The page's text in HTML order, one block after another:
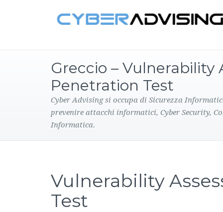
Greccio – Vulnerability
Penetration Test
Cyber Advising si occupa di Sicurezza
prevenire attacchi informatici, Cyber Security,
Informatica.
Vulnerability
Test